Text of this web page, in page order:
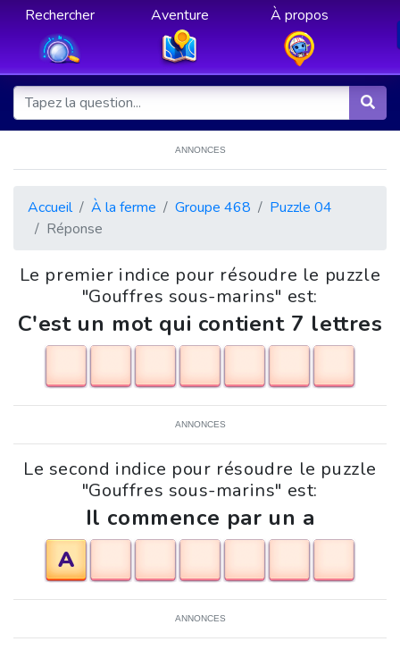
Rechercher Aventure À propos
ANNONCES
Accueil À la ferme Groupe 468
Puzzle 04
Réponse
Le premier indice pour résoudre le puzzle
"Gouffres sous-marins" est:
C'est un mot qui contient 7 lettres
ANNONCES
Le second indice pour résoudre le puzzle
"Gouffres sous-marins" est:
Il commence par un a
A
ANNONCES